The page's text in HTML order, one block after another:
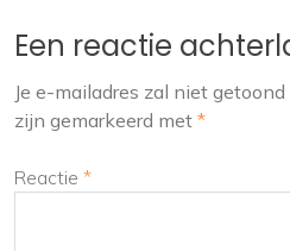
Een reactie
Je e-mailadres zal niet
zijn gemarkeerd met *
Reactie *